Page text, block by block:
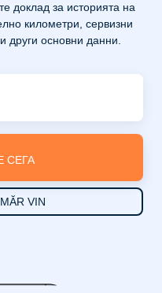
доклад за историята на
километри, сервизни
други основни данни.
СЕГА
VIN